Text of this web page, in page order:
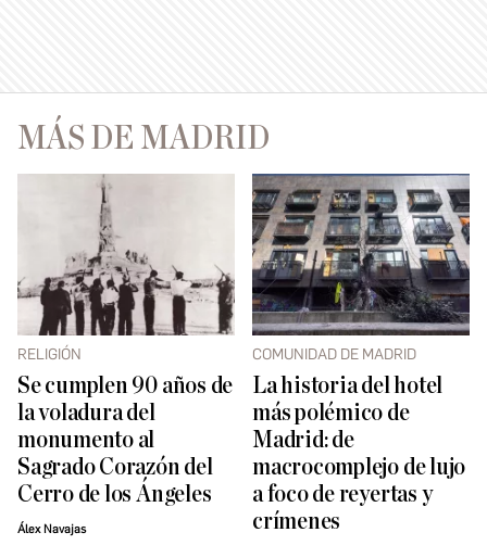
MÁS DE MADRID
RELIGIÓN
Se cumplen 90 años de
la voladura del
monumento al
Sagrado Corazón del
Cerro de los Ángeles
Álex Navajas
COMUNIDAD DE MADRID
La historia del hotel
más polémico de
Madrid: de
macrocomplejo de lujo
a foco de reyertas y
crímenes